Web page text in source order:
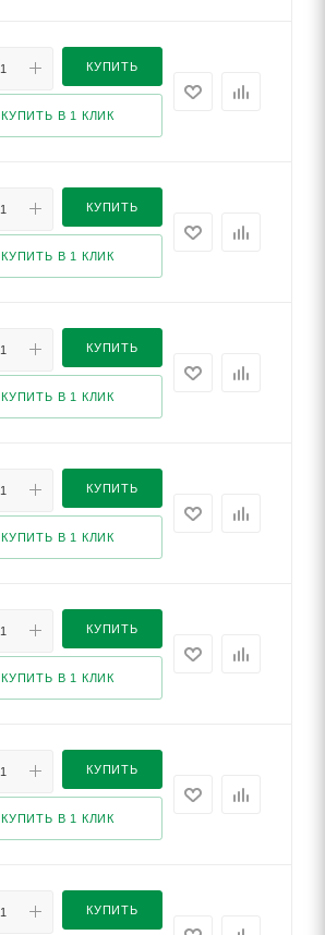
КУПИТЬ
КУПИТЬ В 1 КЛИК
КУПИТЬ
КУПИТЬ В 1 КЛИК
КУПИТЬ
КУПИТЬ В 1 КЛИК
КУПИТЬ
КУПИТЬ В 1 КЛИК
КУПИТЬ
КУПИТЬ В 1 КЛИК
КУПИТЬ
КУПИТЬ В 1 КЛИК
КУПИТЬ